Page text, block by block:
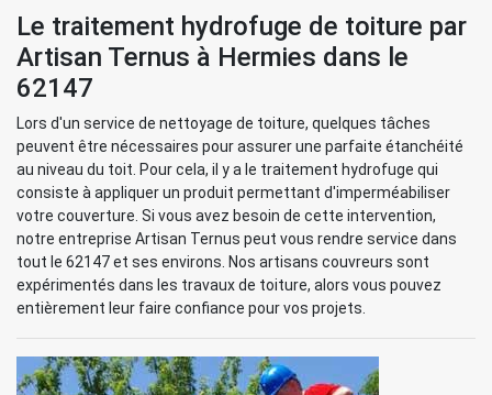
Le traitement hydrofuge de toiture par
Artisan Ternus à Hermies dans le
62147
Lors d'un service de nettoyage de toiture, quelques tâches
peuvent être nécessaires pour assurer une parfaite étanchéité
au niveau du toit. Pour cela, il y a le traitement hydrofuge qui
consiste à appliquer un produit permettant d'imperméabiliser
votre couverture. Si vous avez besoin de cette intervention,
notre entreprise Artisan Ternus peut vous rendre service dans
tout le 62147 et ses environs. Nos artisans couvreurs sont
expérimentés dans les travaux de toiture, alors vous pouvez
entièrement leur faire confiance pour vos projets.